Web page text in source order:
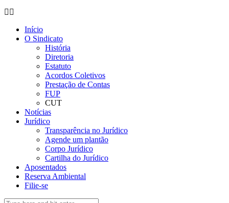
Início
O Sindicato
História
Diretoria
Estatuto
Acordos Coletivos
Prestação de Contas
FUP
CUT
Notícias
Jurídico
Transparência no Jurídico
Agende um plantão
Corpo Jurídico
Cartilha do Jurídico
Aposentados
Reserva Ambiental
Filie-se